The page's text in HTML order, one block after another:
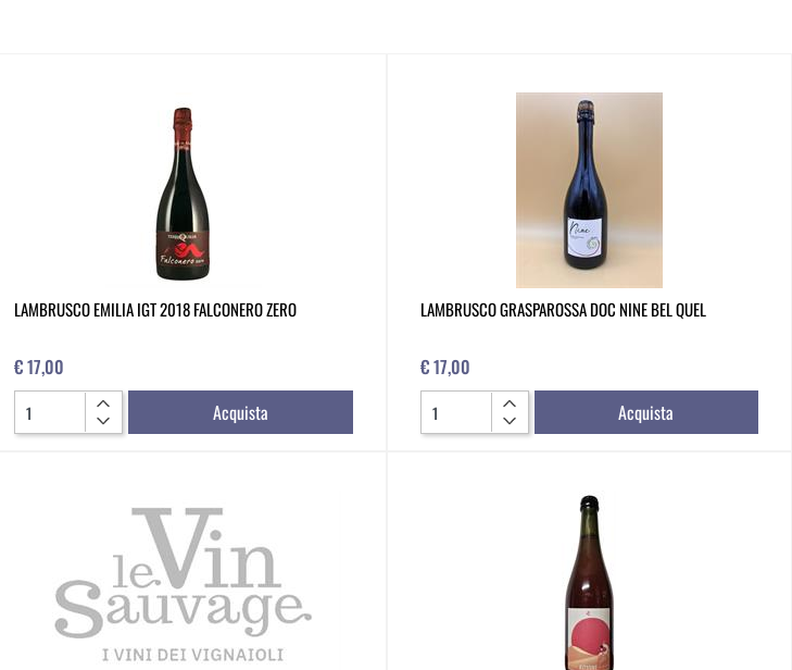
LAMBRUSCO EMILIA IGT 2018 FALCONERO ZERO
€ 17,00
Quantità
Acquista
LAMBRUSCO GRASPAROSSA DOC NINE BEL QUEL
€ 17,00
Quantità
Acquista